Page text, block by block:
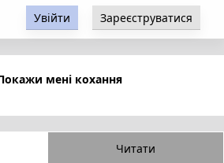
Увійти Зареєструватися
мені кохання
Читати